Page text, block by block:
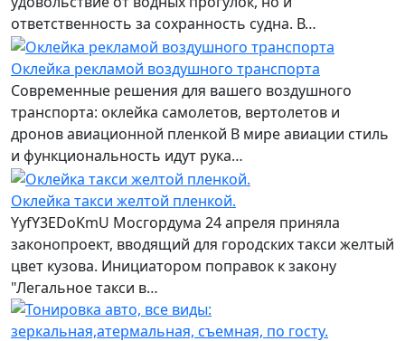
ответственность за сохранность судна. В…
Оклейка рекламой воздушного транспорта
Современные решения для вашего воздушного
транспорта: оклейка самолетов, вертолетов и
дронов авиационной пленкой В мире авиации стиль
и функциональность идут рука…
Оклейка такси желтой пленкой.
YyfY3EDoKmU Мосгордума 24 апреля приняла
законопроект, вводящий для городских такси желтый
цвет кузова. Инициатором поправок к закону
"Легальное такси в…